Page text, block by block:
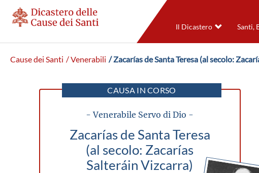
Il Dicastero Santi,
Cause dei Santi / Venerabili / Zacarías de Santa Teresa (al secolo:
CAUSA IN CORSO
- Venerabile Servo di Dio -
Zacarías de Santa Teresa
(al secolo: Zacarías
Salteráin Vizcarra)